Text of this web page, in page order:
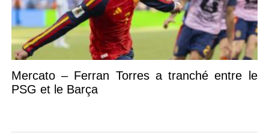
Mercato – Ferran Torres a tranché entre le
PSG et le Barça